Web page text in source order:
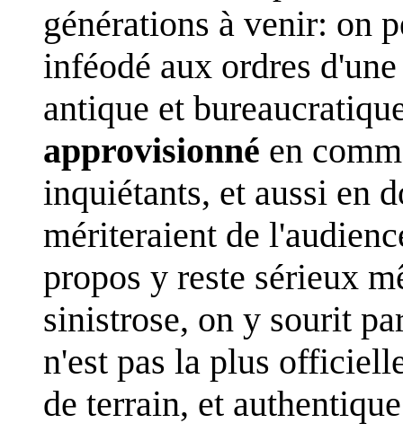
générations à venir: on
inféodé aux ordres
antique et
approvisionné en
inquiétants, et aussi en
mériteraient de
propos y reste sérieux
sinistrose, on y sourit
n'est pas la plus
de terrain, et